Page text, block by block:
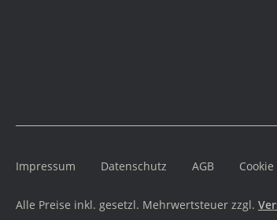
Impressum Datenschutz AGB
Alle Preise inkl. gesetzl. Mehrwertsteuer zzgl.